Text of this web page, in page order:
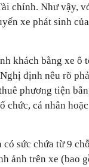
chính. Như vậy,
xe phát sinh
khách bằng xe ô
định nêu rõ
phương tiện
chức, cá nhân
sức chứa từ 9
ảnh trên xe (bao